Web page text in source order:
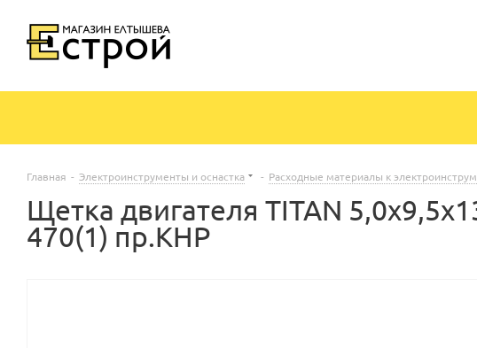
Главная - Электроинструменты и оснастка - Расходные материалы к
Щетка двигателя TITAN
470(1) пр.КНР